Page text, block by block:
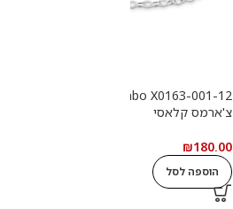
צ'ארמס קלאסי
₪180.00
הוספה לסל